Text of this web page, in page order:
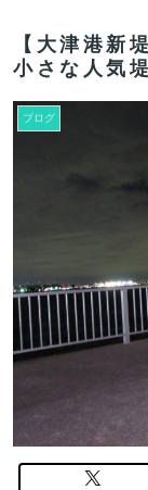
【大津港新
小さな人気
ブログ